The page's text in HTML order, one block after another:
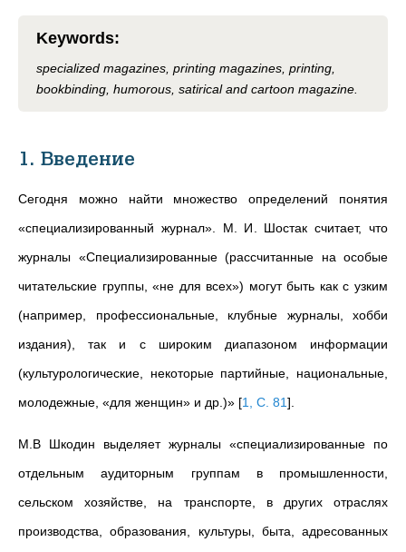
Keywords:
specialized magazines, printing magazines, printing,
bookbinding, humorous, satirical and cartoon magazine.
1. Введение
Сегодня можно найти множество определений понятия
«специализированный журнал». М. И. Шостак считает, что
журналы «Специализированные (рассчитанные на особые
читательские группы, «не для всех») могут быть как с узким
(например, профессиональные, клубные журналы, хобби
издания), так и с широким диапазоном информации
(культурологические, некоторые партийные, национальные,
молодежные, «для женщин» и др.)» [1, С. 81]
М.В Шкодин выделяет журналы «специализированные по
отдельным аудиторным группам в промышленности,
сельском хозяйстве, на транспорте, в других отраслях
производства, образования, культуры, быта, адресованных